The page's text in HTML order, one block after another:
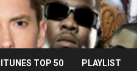
ITUNES TOP 50 PLAYLIST